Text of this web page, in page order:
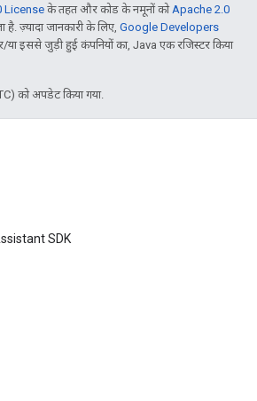
License के तहत और कोड के नमूनों कोApache 2.0
ज़्यादा जानकारी के लिए, Google Developers
इससे जुड़ी हुई कंपनियों का, Java एक रजिस्टर किया
को अपडेट किया गया.
SDK